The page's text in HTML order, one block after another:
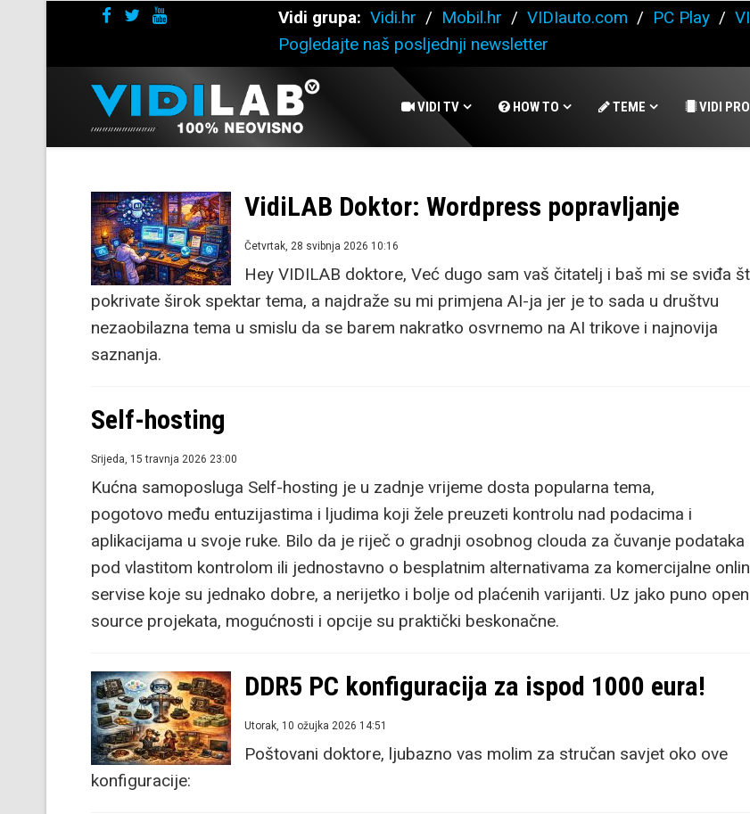
Vidi grupa: Vidi.hr / Mobil.hr / VIDIauto.com / PC Play /
Pogledajte naš posljednji newsletter
VIDI TV HOW TO TEME VIDI
VidiLAB Doktor: Wordpress popravljanje
Četvrtak, 28 svibnja 2026 10:16
Hey VIDILAB doktore, Već dugo sam vaš čitatelj i baš mi se sviđa
pokrivate širok spektar tema, a najdraže su mi primjena AI-ja jer je to sada u društvu
nezaobilazna tema u smislu da se barem nakratko osvrnemo na AI trikove i najnovija
saznanja.
Self-hosting
Srijeda, 15 travnja 2026 23:00
Kućna samoposluga Self-hosting je u zadnje vrijeme dosta popularna tema,
pogotovo među entuzijastima i ljudima koji žele preuzeti kontrolu nad podacima i
aplikacijama u svoje ruke. Bilo da je riječ o gradnji osobnog clouda za čuvanje podataka
pod vlastitom kontrolom ili jednostavno o besplatnim alternativama za komercijalne
servise koje su jednako dobre, a nerijetko i bolje od plaćenih varijanti. Uz jako puno open
source projekata, mogućnosti i opcije su praktički beskonačne.
DDR5 PC konfiguracija za ispod 1000 eura!
Utorak, 10 ožujka 2026 14:51
Poštovani doktore, ljubazno vas molim za stručan savjet oko ove
konfiguracije: